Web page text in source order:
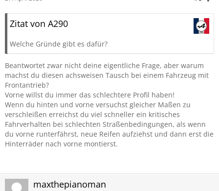
Zitat von A290
Welche Gründe gibt es dafür?
Beantwortet zwar nicht deine eigentliche Frage, aber warum
machst du diesen achsweisen Tausch bei einem Fahrzeug mit
Frontantrieb?
Vorne willst du immer das schlechtere Profil haben!
Wenn du hinten und vorne versuchst gleicher Maßen zu
verschleißen erreichst du viel schneller ein kritisches
Fahrverhalten bei schlechten Straßenbedingungen, als wenn
du vorne runterfährst, neue Reifen aufziehst und dann erst die
Hinterräder nach vorne montierst.
maxthepianoman